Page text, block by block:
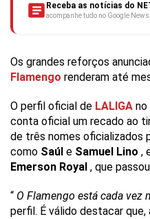
Receba as notícias do
acompanhe tudo no Google News
Os grandes reforços
Flamengo renderam até
O perfil oficial de LALIGA no
conta oficial um recado ao
de três nomes oficializados
como Saúl e Samuel Lino ,
Emerson Royal , que
“ O Flamengo está cada vez
perfil. É válido destacar